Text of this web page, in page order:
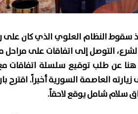
النظام العلوي الذي كان على
التوصل إلى اتفاقات على
هنا عن طلب توقيع سلسلة اتفاقات
العاصمة السورية أخيراً. اقترح
سلام شامل يوقع لاحقاً.